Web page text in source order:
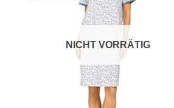
NICHT VORRÄTIG